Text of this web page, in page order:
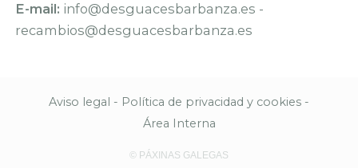
E-mail: info@desguacesbarbanza.es -
recambios@desguacesbarbanza.es
Aviso legal - Política de privacidad y cookies -
Área Interna
© PÁXINAS GALEGAS